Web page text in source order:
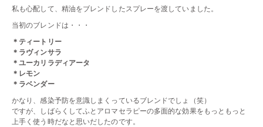
私も心配して、精油をブレンドしたスプレーを渡していました。
当初のブレンドは・・・
＊ティートリー
＊ラヴィンサラ
＊ユーカリラディアータ
＊レモン
＊ラベンダー
かなり、感染予防を意識しまくっているブレンドでしょ（笑）
ですが、しばらくしてふとアロマセラピーの多面的な効果をもっともっと
上手く使う時だなと思いだしたのです。